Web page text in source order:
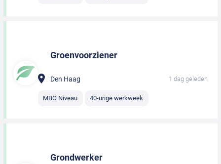
Groenvoorziener
Den Haag 1 dag geleden
MBO Niveau 40-urige werkweek
Grondwerker